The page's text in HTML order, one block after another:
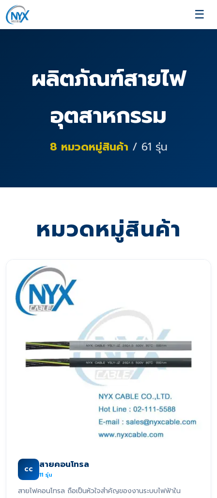
☰
ผลิตภัณฑ์สายไฟ
อุตสาหกรรม
8 หมวดหมู่สินค้า / 61 รุ่น
หมวดหมู่สินค้า
CC สายคอนโทรล
11 รุ่น
สายไฟคอนโทรล ถือเป็นหัวใจสำคัญของงานระบบไฟฟ้าใน